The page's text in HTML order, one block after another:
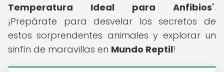
Temperatura Ideal para Anfibios".
¡Prepárate para desvelar los secretos de
estos sorprendentes animales y explorar un
sinfín de maravillas en Mundo Reptil!